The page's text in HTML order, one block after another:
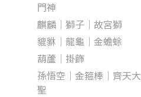
門神
麒麟｜獅子｜故宮獅
貔貅｜龍龜｜金蟾蜍
葫蘆｜掛飾
孫悟空｜金箍棒｜齊天大
聖